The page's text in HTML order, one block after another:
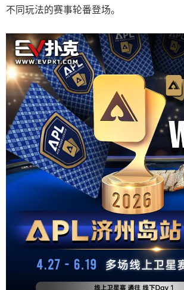
不同玩法的赛事轮番登场。